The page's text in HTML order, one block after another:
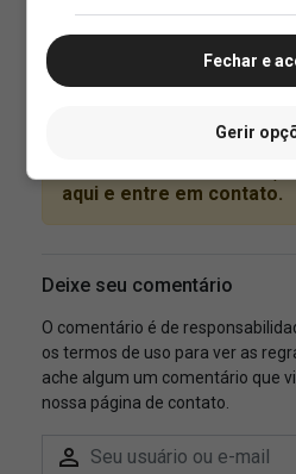
Fechar e
Gerir